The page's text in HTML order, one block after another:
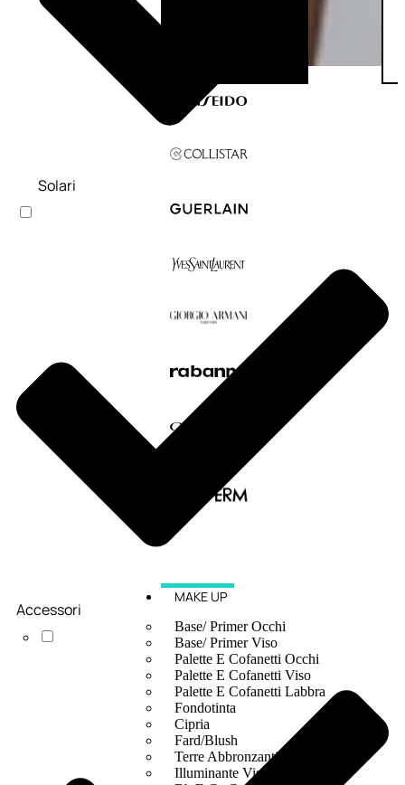
MAKE UP
Base/ Primer Occhi
Base/ Primer Viso
Palette E Cofanetti Occhi
Palette E Cofanetti Viso
Palette E Cofanetti Labbra
Fondotinta
Cipria
Fard/Blush
Terre Abbronzanti
Illuminante Viso
Solari
Accessori